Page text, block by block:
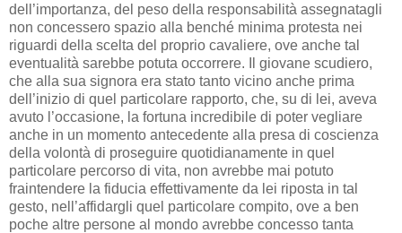
dell’importanza, del peso della responsabilità assegnatagli
non concessero spazio alla benché minima protesta nei
riguardi della scelta del proprio cavaliere, ove anche tal
eventualità sarebbe potuta occorrere. Il giovane scudiero,
che alla sua signora era stato tanto vicino anche prima
dell’inizio di quel particolare rapporto, che, su di lei, aveva
avuto l’occasione, la fortuna incredibile di poter vegliare
anche in un momento antecedente alla presa di coscienza
della volontà di proseguire quotidianamente in quel
particolare percorso di vita, non avrebbe mai potuto
fraintendere la fiducia effettivamente da lei riposta in tal
gesto, nell’affidargli quel particolare compito, ove a ben
poche altre persone al mondo avrebbe concesso tanta